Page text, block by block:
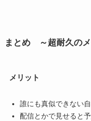
まとめ ～超耐久の
メリット
誰にも真似できない
配信とかで見せると